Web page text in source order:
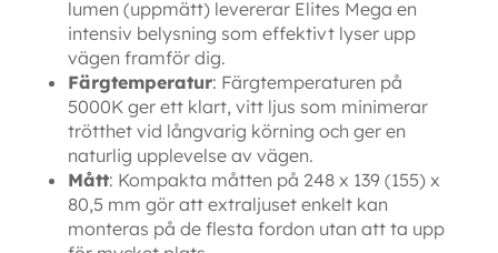
lumen (uppmätt) levererar Elites Mega en
intensiv belysning som effektivt lyser upp
vägen framför dig.
Färgtemperatur: Färgtemperaturen på
5000K ger ett klart, vitt ljus som minimerar
trötthet vid långvarig körning och ger en
naturlig upplevelse av vägen.
Mått: Kompakta måtten på 248 x 139 (155) x
80,5 mm gör att extraljuset enkelt kan
monteras på de flesta fordon utan att ta upp